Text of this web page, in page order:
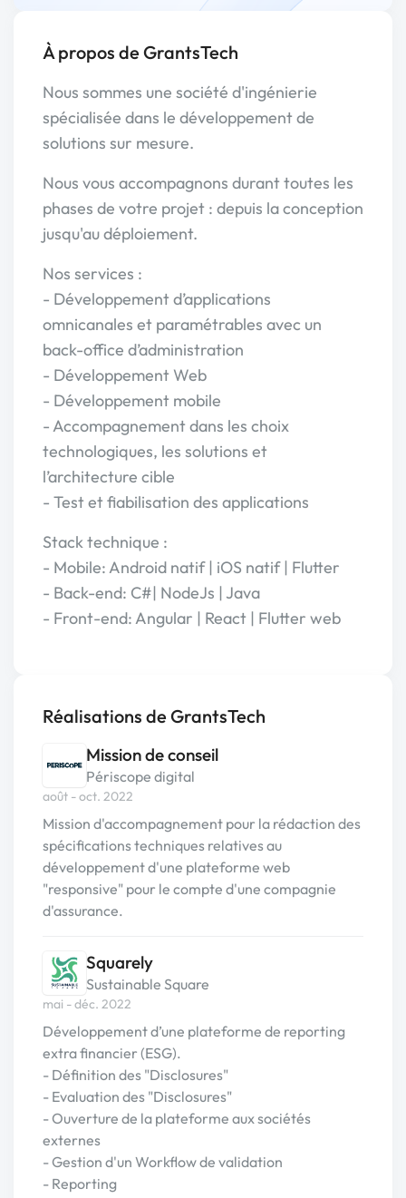
À propos de GrantsTech
Nous sommes une société d'ingénierie
spécialisée dans le développement de
solutions sur mesure.
Nous vous accompagnons durant toutes les
phases de votre projet : depuis la conception
jusqu'au déploiement.
Nos services :
- Développement d’applications
omnicanales et paramétrables avec un
back-office d’administration
- Développement Web
- Développement mobile
- Accompagnement dans les choix
technologiques, les solutions et
l’architecture cible
- Test et fiabilisation des applications
Stack technique :
- Mobile: Android natif | iOS natif | Flutter
- Back-end: C#| NodeJs | Java
- Front-end: Angular | React | Flutter web
Réalisations de GrantsTech
Mission de conseil
Périscope digital
août - oct. 2022
Mission d'accompagnement pour la rédaction des
spécifications techniques relatives au
développement d'une plateforme web
"responsive" pour le compte d'une compagnie
d'assurance.
Squarely
Sustainable Square
mai - déc. 2022
Développement d’une plateforme de reporting
extra financier (ESG).
- Définition des "Disclosures"
- Evaluation des "Disclosures"
- Ouverture de la plateforme aux sociétés
externes
- Gestion d'un Workflow de validation
- Reporting